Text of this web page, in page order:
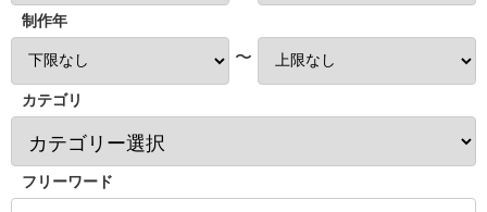
制作年
〜
カテゴリ
フリーワード